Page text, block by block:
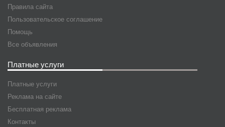
Правила сайта
Пользовательское соглашение
Помощь
Все объявления
Платные услуги
Платные услуги
Реклама на сайте
Бесплатная реклама
Контакты